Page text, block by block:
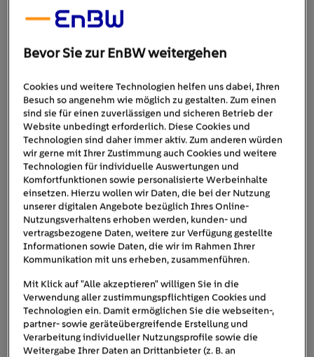
Der Opel Corsa Electric war 2022 der meistverkaufte Elektro-
Kleinwagen in Deutschland (Bild: © Stellantis).
Dank des Elektromotors mit bis zu 260 Newtonmetern
Drehmoment ist manim Verkehrsgetümmel immer
flott unterwegs . Der Akku verfügt über eine Kapazität
von 50 kWh, die für eine komfortable Reichweite von
Schnelladesäulen schafft der Opel Corsa Electric eine
Leistung von bis zu 100 Kilowatt. Dadurch lässt sich die
Batterie in 30 Minuten von 10 auf 80 Prozent aufladen.
Preis:ab 34.745 Euro.
Bevor Sie zur EnBW weitergehen
Cookies und weitere Technologien helfen uns dabei, Ihren
Besuch so angenehm wie möglich zu gestalten. Zum einen
sind sie für einen zuverlässigen und sicheren Betrieb der
Website unbedingt erforderlich. Diese Cookies und
Technologien sind daher immer aktiv. Zum anderen würden
wir gerne mit Ihrer Zustimmung auch Cookies und weitere
Technologien für individuelle Auswertungen und
Komfortfunktionen sowie personalisierte Werbeinhalte
einsetzen. Hierzu wollen wir Daten, die bei der Nutzung
unserer digitalen Angebote bezüglich Ihres Online-
Nutzungsverhaltens erhoben werden, kunden- und
vertragsbezogene Daten, weitere zur Verfügung gestellte
Informationen sowie Daten, die wir im Rahmen Ihrer
Kommunikation mit uns erheben, zusammenführen.
Mit Klick auf "Alle akzeptieren" willigen Sie in die
Verwendung aller zustimmungspflichtigen Cookies und
Technologien ein. Damit ermöglichen Sie die webseiten-,
partner- sowie geräteübergreifende Erstellung und
Verarbeitung individueller Nutzungsprofile sowie die
Weitergabe Ihrer Daten an Drittanbieter (z. B. an